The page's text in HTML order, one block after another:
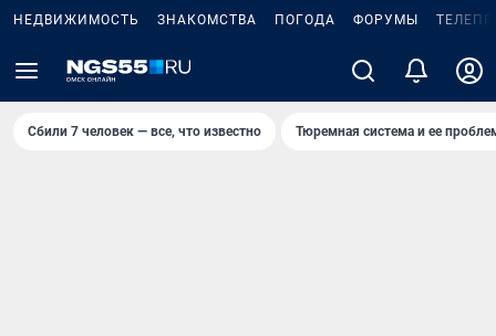
НЕДВИЖИМОСТЬ ЗНАКОМСТВА ПОГОДА ФОРУМЫ
Сбили 7 человек — все, что известно Тюремная система и ее